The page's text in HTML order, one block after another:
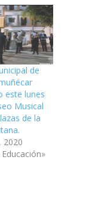
de
este lunes
Musical
de la
2020